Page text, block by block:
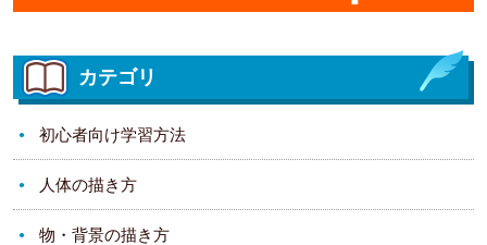
カテゴリ
初心者向け学習方法
人体の描き方
物・背景の描き方